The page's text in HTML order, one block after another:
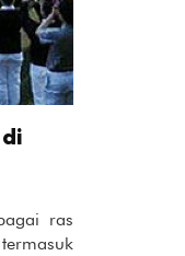
ras